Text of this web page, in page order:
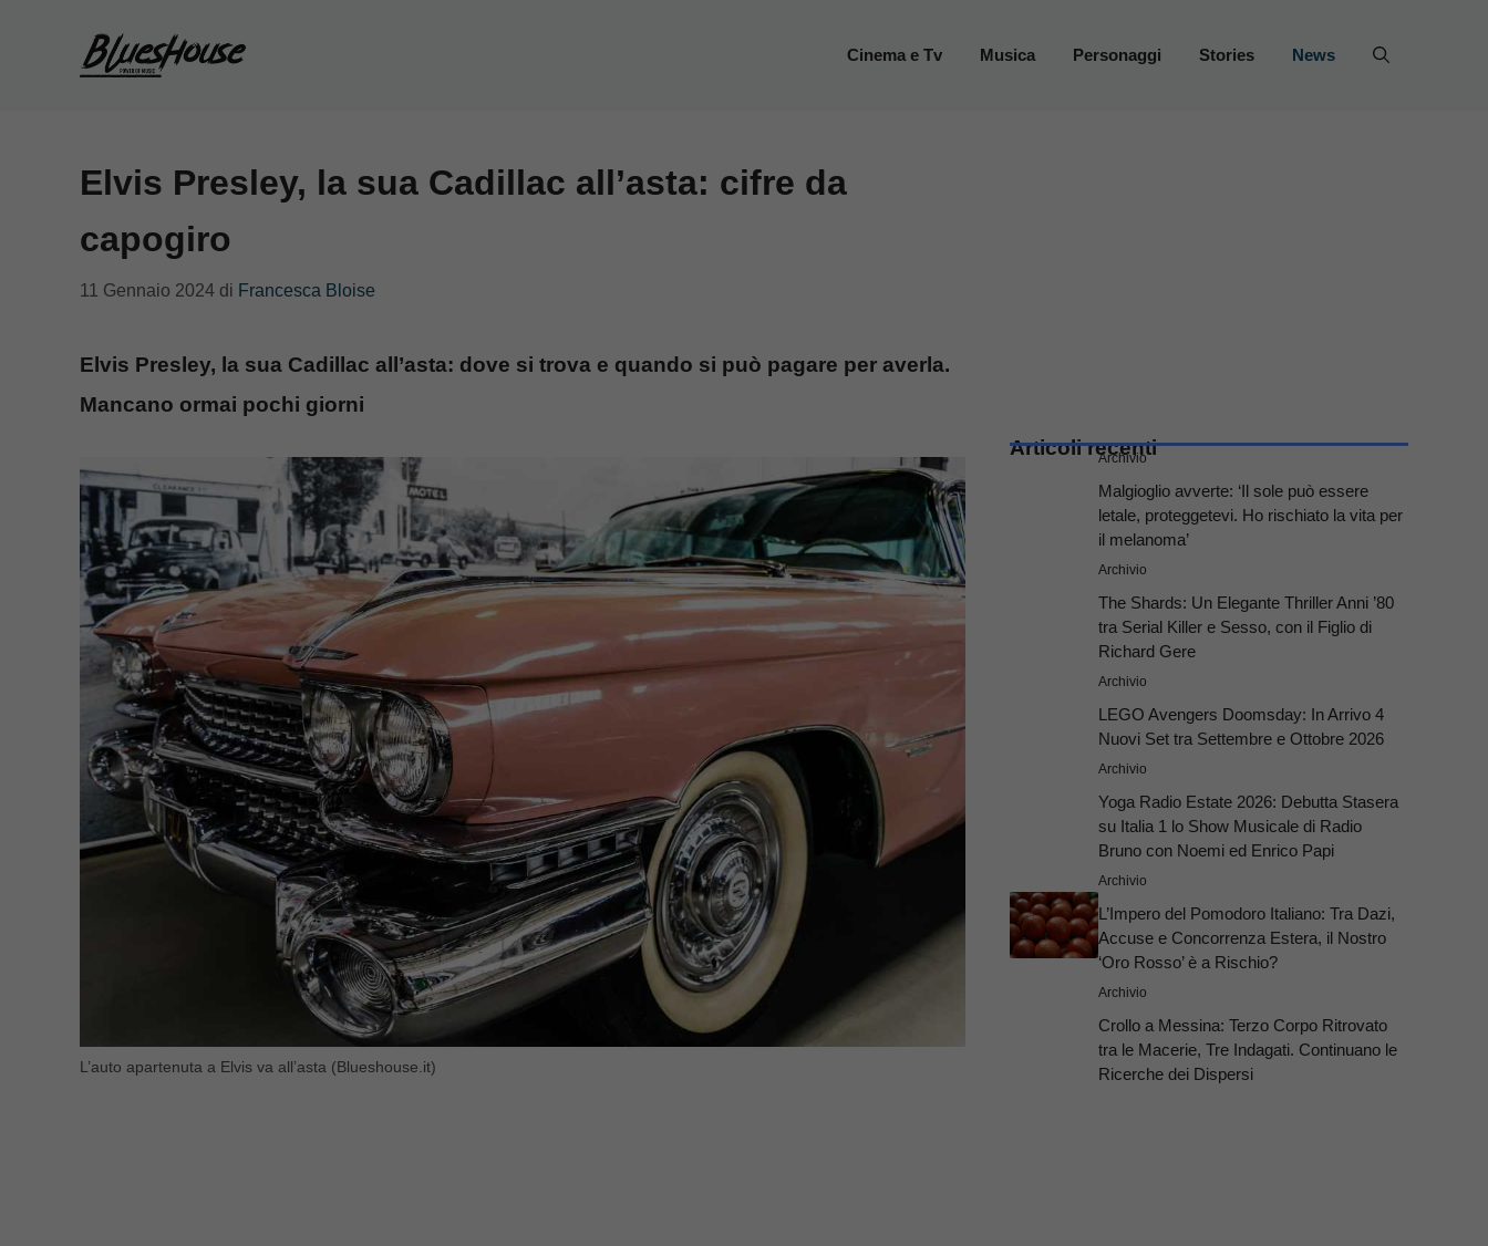
Cinema e Tv Musica Personaggi Stories News
Elvis Presley, la sua Cadillac all’asta: cifre da
capogiro
11 Gennaio 2024 di Francesca Bloise
Elvis Presley, la sua Cadillac all’asta: dove si trova e quando si può pagare per averla.
Mancano ormai pochi giorni
L’auto apartenuta a Elvis va all’asta (Blueshouse.it)
Articoli recenti
Archivio
Malgioglio avverte: ‘Il sole può essere
letale, proteggetevi. Ho rischiato la vita per
il melanoma’
Archivio
The Shards: Un Elegante Thriller Anni ’80
tra Serial Killer e Sesso, con il Figlio di
Richard Gere
Archivio
LEGO Avengers Doomsday: In Arrivo 4
Nuovi Set tra Settembre e Ottobre 2026
Archivio
Yoga Radio Estate 2026: Debutta Stasera
su Italia 1 lo Show Musicale di Radio
Bruno con Noemi ed Enrico Papi
Archivio
L’Impero del Pomodoro Italiano: Tra Dazi,
Accuse e Concorrenza Estera, il Nostro
‘Oro Rosso’ è a Rischio?
Archivio
Crollo a Messina: Terzo Corpo Ritrovato
tra le Macerie, Tre Indagati. Continuano le
Ricerche dei Dispersi